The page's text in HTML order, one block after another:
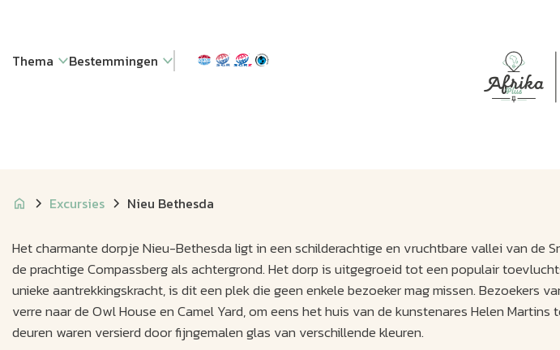
Thema Bestemmingen
Excursies Nieu Bethesda
Het charmante dorpje Nieu-Bethesda ligt in een schilderachtige en vruchtbare vallei van de
de prachtige Compassberg als achtergrond. Het dorp is uitgegroeid tot een populair
unieke aantrekkingskracht, is dit een plek die geen enkele bezoeker mag missen. Bezoekers
verre naar de Owl House en Camel Yard, om eens het huis van de kunstenares Helen Martins
deuren waren versierd door fijngemalen glas van verschillende kleuren.